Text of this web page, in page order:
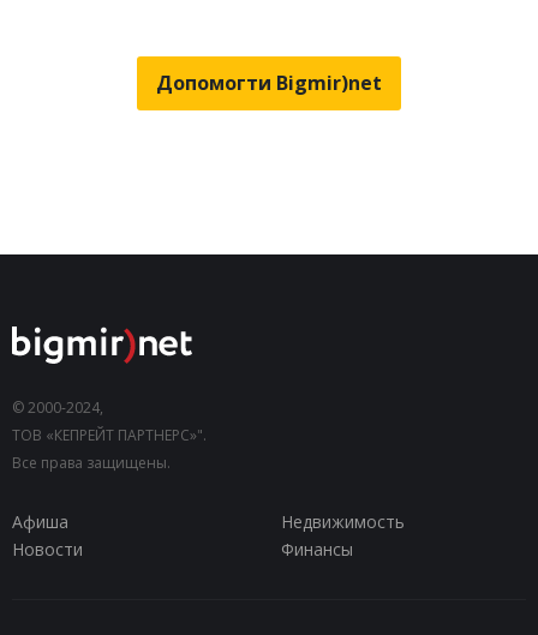
Допомогти Bigmir)net
© 2000-2024,
ТОВ «КЕПРЕЙТ ПАРТНЕРС»".
Все права защищены.
Афиша
Недвижимость
Новости
Финансы